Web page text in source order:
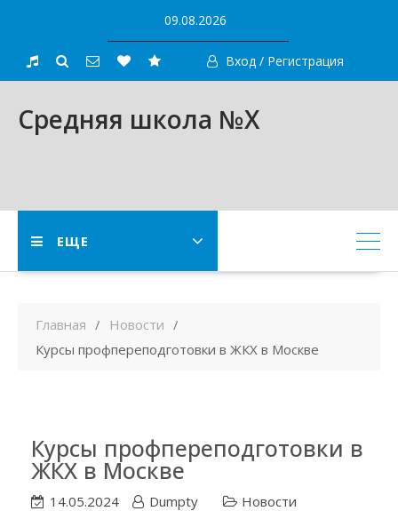
content
09.08.2026
Вход / Регистрация
Средняя школа №X
ЕЩЕ
Главная
Новости
Курсы профпереподготовки в ЖКХ в Москве
Курсы профпереподготовки в
ЖКХ в Москве
14.05.2024 Dumpty
Новости